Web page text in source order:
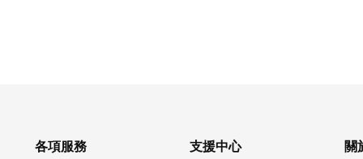
各項服務 支援中心 關